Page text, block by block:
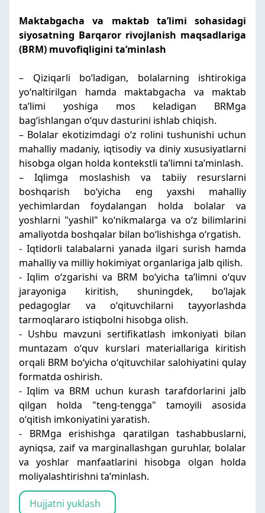
Maktabgacha va maktab taʼlimi sohasidagi
siyosatning Barqaror rivojlanish maqsadlariga
(BRM) muvofiqligini taʼminlash
– Qiziqarli boʻladigan, bolalarning ishtirokiga
yoʻnaltirilgan hamda maktabgacha va maktab
taʼlimi yoshiga mos keladigan BRMga
bagʻishlangan oʻquv dasturini ishlab chiqish.
– Bolalar ekotizimdagi oʻz rolini tushunishi uchun
mahalliy madaniy, iqtisodiy va diniy xususiyatlarni
hisobga olgan holda kontekstli taʼlimni taʼminlash.
– Iqlimga moslashish va tabiiy resurslarni
boshqarish boʻyicha eng yaxshi mahalliy
yechimlardan foydalangan holda bolalar va
yoshlarni "yashil" koʻnikmalarga va oʻz bilimlarini
amaliyotda boshqalar bilan boʻlishishga oʻrgatish.
- Iqtidorli talabalarni yanada ilgari surish hamda
mahalliy va milliy hokimiyat organlariga jalb qilish.
- Iqlim oʻzgarishi va BRM boʻyicha taʼlimni oʻquv
jarayoniga kiritish, shuningdek, boʻlajak
pedagoglar va oʻqituvchilarni tayyorlashda
tarmoqlararo istiqbolni hisobga olish.
- Ushbu mavzuni sertifikatlash imkoniyati bilan
muntazam oʻquv kurslari materiallariga kiritish
orqali BRM boʻyicha oʻqituvchilar salohiyatini qulay
formatda oshirish.
- Iqlim va BRM uchun kurash tarafdorlarini jalb
qilgan holda "teng-tengga" tamoyili asosida
oʻqitish imkoniyatini yaratish.
- BRMga erishishga qaratilgan tashabbuslarni,
ayniqsa, zaif va marginallashgan guruhlar, bolalar
va yoshlar manfaatlarini hisobga olgan holda
moliyalashtirishni taʼminlash.
Hujjatni yuklash